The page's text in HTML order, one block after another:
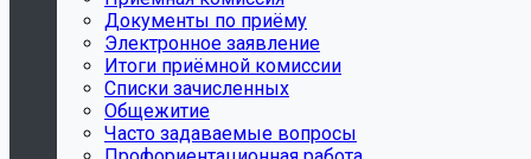
Документы по приёму
Электронное заявление
Итоги приёмной комиссии
Списки зачисленных
Общежитие
Часто задаваемые вопросы